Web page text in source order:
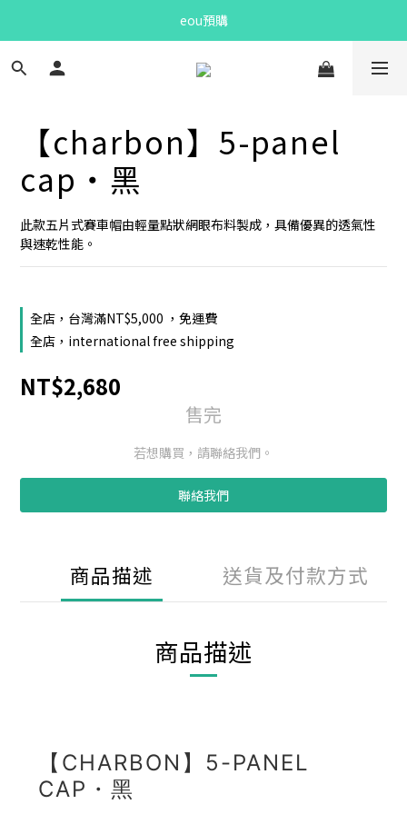
Bandit Summer
eou預購
Bandit Summer
【charbon】5-panel
cap・黑
此款五片式賽車帽由輕量點狀網眼布料製成，具備優異的透氣性
與速乾性能。
全店，台灣滿NT$5,000 ，免運費
全店，international free shipping
NT$2,680
售完
若想購買，請聯絡我們。
聯絡我們
商品描述 送貨及付款方式
商品描述
【CHARBON】5-PANEL
CAP・黑